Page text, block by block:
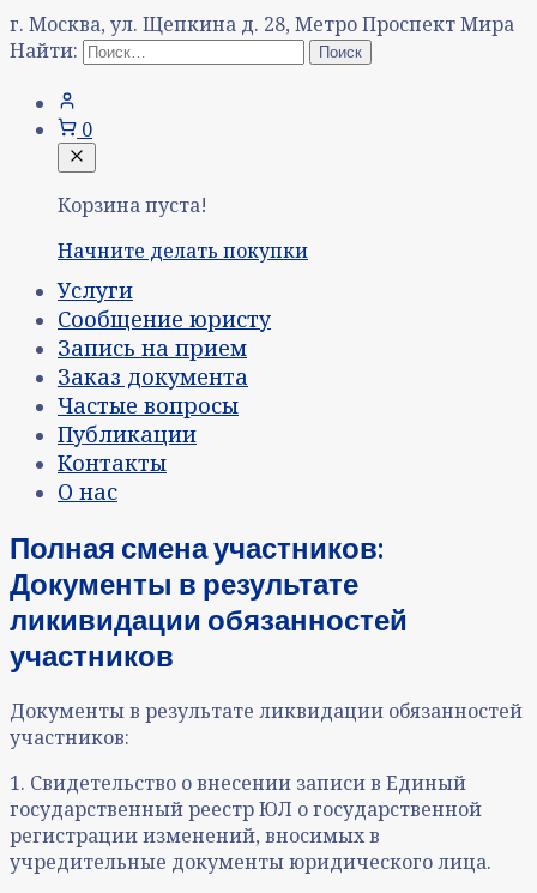
г. Москва, ул. Щепкина д. 28, Метро Проспект Мира
Найти:
0
Корзина пуста!
Начните делать покупки
Услуги
Сообщение юристу
Запись на прием
Заказ документа
Частые вопросы
Публикации
Контакты
О нас
Полная смена участников:
Документы в результате
ликивидации обязанностей
участников
Документы в результате ликвидации обязанностей
участников:
1. Свидетельство о внесении записи в Единый
государственный реестр ЮЛ о государственной
регистрации изменений, вносимых в
учредительные документы юридического лица.